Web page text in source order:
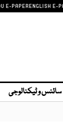
E-PAPERENGLISH E-
سائنس و ٹیکنالوجی